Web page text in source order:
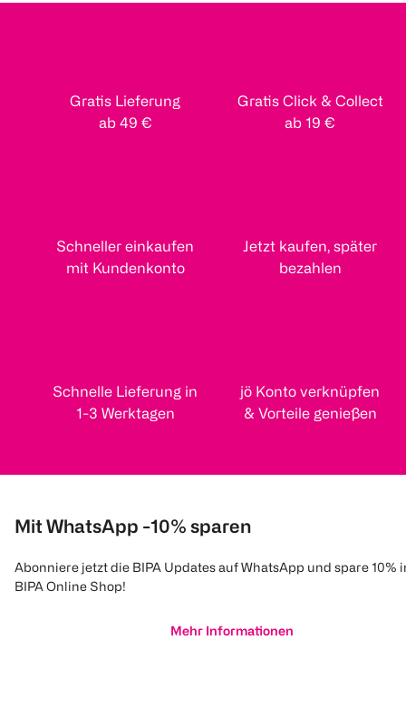
Gratis Lieferung
ab 49 €
Gratis Click & Collect
ab 19 €
Schneller einkaufen
mit Kundenkonto
Jetzt kaufen, später
bezahlen
Schnelle Lieferung in
1-3 Werktagen
jö Konto verknüpfen
& Vorteile genießen
Mit WhatsApp -10% sparen
Abonniere jetzt die BIPA Updates auf WhatsApp und spare 10%
BIPA Online Shop!
Mehr Informationen